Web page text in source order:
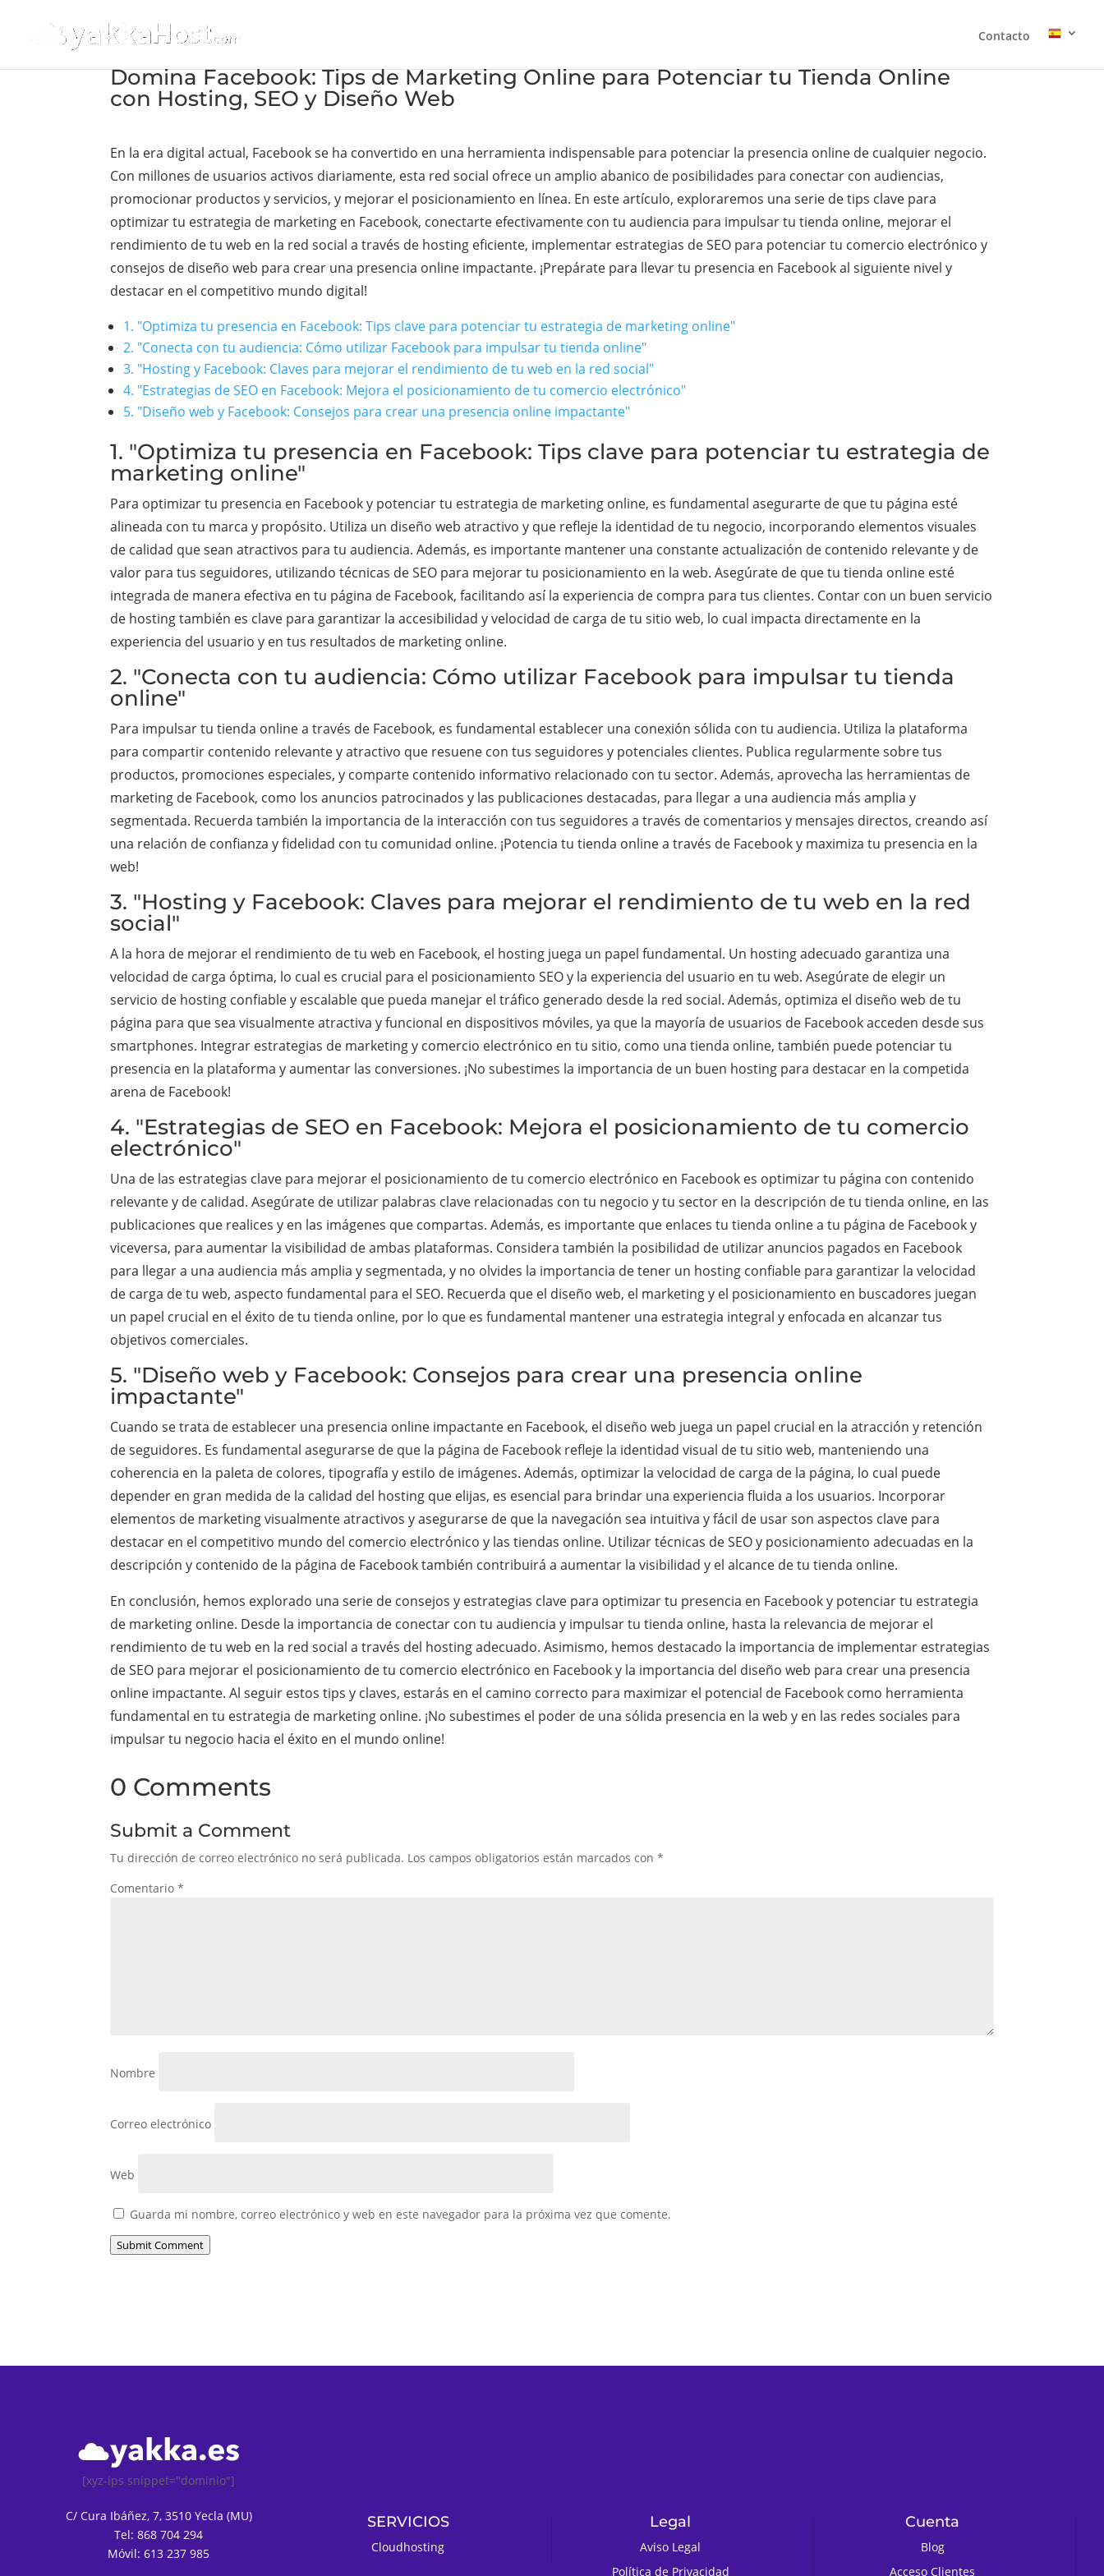
Contacto
Domina Facebook: Tips de Marketing Online para Potenciar tu Tienda Online
con Hosting, SEO y Diseño Web
En la era digital actual, Facebook se ha convertido en una herramienta indispensable para potenciar la presencia online de cualquier negocio.
Con millones de usuarios activos diariamente, esta red social ofrece un amplio abanico de posibilidades para conectar con audiencias,
promocionar productos y servicios, y mejorar el posicionamiento en línea. En este artículo, exploraremos una serie de tips clave para
optimizar tu estrategia de marketing en Facebook, conectarte efectivamente con tu audiencia para impulsar tu tienda online, mejorar el
rendimiento de tu web en la red social a través de hosting eficiente, implementar estrategias de SEO para potenciar tu comercio electrónico y
consejos de diseño web para crear una presencia online impactante. ¡Prepárate para llevar tu presencia en Facebook al siguiente nivel y
destacar en el competitivo mundo digital!
1. "Optimiza tu presencia en Facebook: Tips clave para potenciar tu estrategia de marketing online"
2. "Conecta con tu audiencia: Cómo utilizar Facebook para impulsar tu tienda online"
3. "Hosting y Facebook: Claves para mejorar el rendimiento de tu web en la red social"
4. "Estrategias de SEO en Facebook: Mejora el posicionamiento de tu comercio electrónico"
5. "Diseño web y Facebook: Consejos para crear una presencia online impactante"
1. "Optimiza tu presencia en Facebook: Tips clave para potenciar tu estrategia de
marketing online"
Para optimizar tu presencia en Facebook y potenciar tu estrategia de marketing online, es fundamental asegurarte de que tu página esté
alineada con tu marca y propósito. Utiliza un diseño web atractivo y que refleje la identidad de tu negocio, incorporando elementos visuales
de calidad que sean atractivos para tu audiencia. Además, es importante mantener una constante actualización de contenido relevante y de
valor para tus seguidores, utilizando técnicas de SEO para mejorar tu posicionamiento en la web. Asegúrate de que tu tienda online esté
integrada de manera efectiva en tu página de Facebook, facilitando así la experiencia de compra para tus clientes. Contar con un buen servicio
de hosting también es clave para garantizar la accesibilidad y velocidad de carga de tu sitio web, lo cual impacta directamente en la
experiencia del usuario y en tus resultados de marketing online.
2. "Conecta con tu audiencia: Cómo utilizar Facebook para impulsar tu tienda
online"
Para impulsar tu tienda online a través de Facebook, es fundamental establecer una conexión sólida con tu audiencia. Utiliza la plataforma
para compartir contenido relevante y atractivo que resuene con tus seguidores y potenciales clientes. Publica regularmente sobre tus
productos, promociones especiales, y comparte contenido informativo relacionado con tu sector. Además, aprovecha las herramientas de
marketing de Facebook, como los anuncios patrocinados y las publicaciones destacadas, para llegar a una audiencia más amplia y
segmentada. Recuerda también la importancia de la interacción con tus seguidores a través de comentarios y mensajes directos, creando así
una relación de confianza y fidelidad con tu comunidad online. ¡Potencia tu tienda online a través de Facebook y maximiza tu presencia en la
web!
3. "Hosting y Facebook: Claves para mejorar el rendimiento de tu web en la red
social"
A la hora de mejorar el rendimiento de tu web en Facebook, el hosting juega un papel fundamental. Un hosting adecuado garantiza una
velocidad de carga óptima, lo cual es crucial para el posicionamiento SEO y la experiencia del usuario en tu web. Asegúrate de elegir un
servicio de hosting confiable y escalable que pueda manejar el tráfico generado desde la red social. Además, optimiza el diseño web de tu
página para que sea visualmente atractiva y funcional en dispositivos móviles, ya que la mayoría de usuarios de Facebook acceden desde sus
smartphones. Integrar estrategias de marketing y comercio electrónico en tu sitio, como una tienda online, también puede potenciar tu
presencia en la plataforma y aumentar las conversiones. ¡No subestimes la importancia de un buen hosting para destacar en la competida
arena de Facebook!
4. "Estrategias de SEO en Facebook: Mejora el posicionamiento de tu comercio
electrónico"
Una de las estrategias clave para mejorar el posicionamiento de tu comercio electrónico en Facebook es optimizar tu página con contenido
relevante y de calidad. Asegúrate de utilizar palabras clave relacionadas con tu negocio y tu sector en la descripción de tu tienda online, en las
publicaciones que realices y en las imágenes que compartas. Además, es importante que enlaces tu tienda online a tu página de Facebook y
viceversa, para aumentar la visibilidad de ambas plataformas. Considera también la posibilidad de utilizar anuncios pagados en Facebook
para llegar a una audiencia más amplia y segmentada, y no olvides la importancia de tener un hosting confiable para garantizar la velocidad
de carga de tu web, aspecto fundamental para el SEO. Recuerda que el diseño web, el marketing y el posicionamiento en buscadores juegan
un papel crucial en el éxito de tu tienda online, por lo que es fundamental mantener una estrategia integral y enfocada en alcanzar tus
objetivos comerciales.
5. "Diseño web y Facebook: Consejos para crear una presencia online
impactante"
Cuando se trata de establecer una presencia online impactante en Facebook, el diseño web juega un papel crucial en la atracción y retención
de seguidores. Es fundamental asegurarse de que la página de Facebook refleje la identidad visual de tu sitio web, manteniendo una
coherencia en la paleta de colores, tipografía y estilo de imágenes. Además, optimizar la velocidad de carga de la página, lo cual puede
depender en gran medida de la calidad del hosting que elijas, es esencial para brindar una experiencia fluida a los usuarios. Incorporar
elementos de marketing visualmente atractivos y asegurarse de que la navegación sea intuitiva y fácil de usar son aspectos clave para
destacar en el competitivo mundo del comercio electrónico y las tiendas online. Utilizar técnicas de SEO y posicionamiento adecuadas en la
descripción y contenido de la página de Facebook también contribuirá a aumentar la visibilidad y el alcance de tu tienda online.
En conclusión, hemos explorado una serie de consejos y estrategias clave para optimizar tu presencia en Facebook y potenciar tu estrategia
de marketing online. Desde la importancia de conectar con tu audiencia y impulsar tu tienda online, hasta la relevancia de mejorar el
rendimiento de tu web en la red social a través del hosting adecuado. Asimismo, hemos destacado la importancia de implementar estrategias
de SEO para mejorar el posicionamiento de tu comercio electrónico en Facebook y la importancia del diseño web para crear una presencia
online impactante. Al seguir estos tips y claves, estarás en el camino correcto para maximizar el potencial de Facebook como herramienta
fundamental en tu estrategia de marketing online. ¡No subestimes el poder de una sólida presencia en la web y en las redes sociales para
impulsar tu negocio hacia el éxito en el mundo online!
0 Comments
Submit a Comment
Tu dirección de correo electrónico no será publicada. Los campos obligatorios están marcados con*
Comentario*
Nombre
Correo electrónico
Web
Guarda mi nombre, correo electrónico y web en este navegador para la próxima vez que comente.
Submit Comment
[xyz-ips snippet="dominio"]
C/ Cura Ibáñez, 7, 3510 Yecla (MU)
Tel: 868 704 294
Móvil: 613 237 985
SERVICIOS
Cloudhosting
Legal
Aviso Legal
Política de Privacidad
Cuenta
Blog
Acceso Clientes